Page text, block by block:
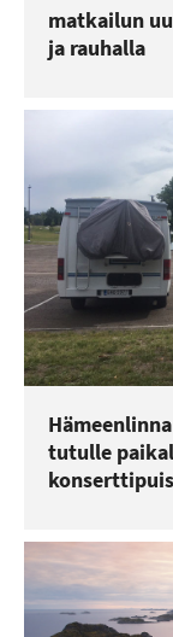
matkailun
ja rauhalla
tutulle